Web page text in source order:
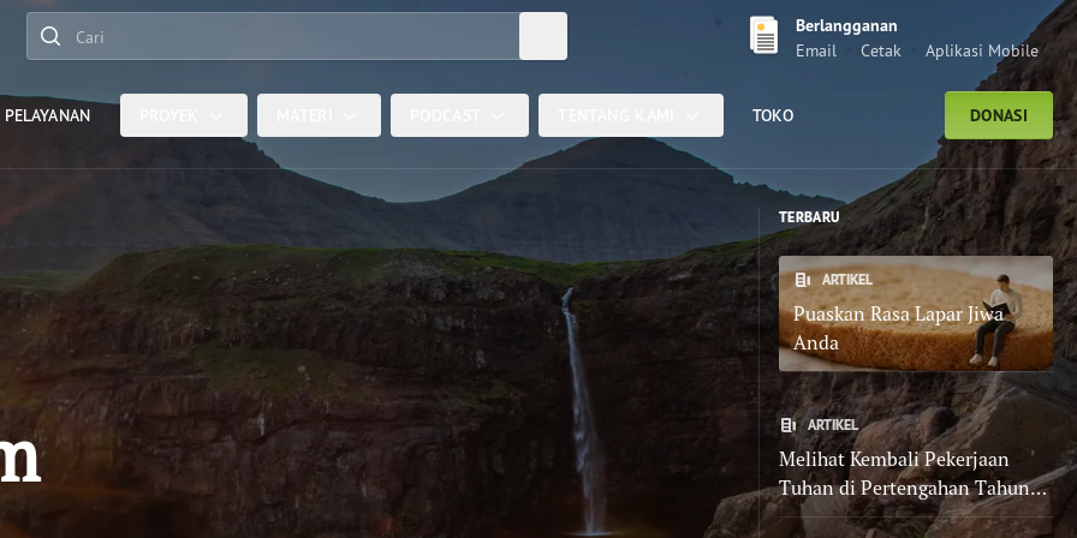
Cari
Berlangganan
Email Cetak Aplikasi Mobile
TOKO DONASI
TERBARU
ARTIKEL
Puaskan Rasa Lapar Jiwa
Anda
ARTIKEL
Melihat Kembali Pekerjaan
Tuhan di Pertengahan Tahun
Ini